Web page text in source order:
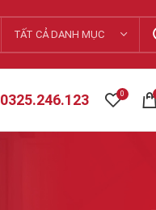
TẤT CẢ DANH MỤC
0325.246.123 0